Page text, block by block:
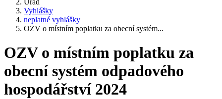
Úřad
Vyhlášky
neplatné vyhlášky
OZV o místním poplatku za obecní systém...
OZV o místním poplatku za
obecní systém odpadového
hospodářství 2024